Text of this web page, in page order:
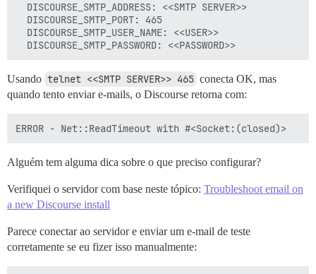
  DISCOURSE_SMTP_ADDRESS: <<SMTP SERVER>>
  DISCOURSE_SMTP_PORT: 465
  DISCOURSE_SMTP_USER_NAME: <<USER>>
Usando telnet <<SMTP SERVER>> 465 conecta OK, mas
quando tento enviar e-mails, o Discourse retorna com:
Alguém tem alguma dica sobre o que preciso configurar?
Verifiquei o servidor com base neste tópico: Troubleshoot email on
a new Discourse install
Parece conectar ao servidor e enviar um e-mail de teste
corretamente se eu fizer isso manualmente: